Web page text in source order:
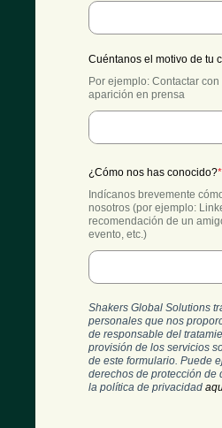
Cuéntanos el motivo de tu
Por ejemplo: Contactar
aparición en prensa
¿Cómo nos has conocido?*
Indícanos brevemente
nosotros (por ejemplo:
recomendación de un
evento, etc.)
Shakers Global Solutions
personales que nos
de responsable del
provisión de los servicios
de este formulario. Puede
derechos de protección de
la política de privacidad